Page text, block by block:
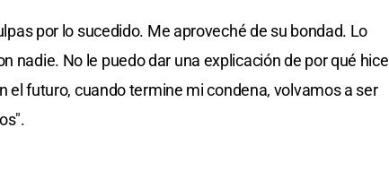
por lo sucedido. Me aproveché de su bondad. Lo
nadie. No le puedo dar una explicación de por qué hice
el futuro, cuando termine mi condena, volvamos a ser